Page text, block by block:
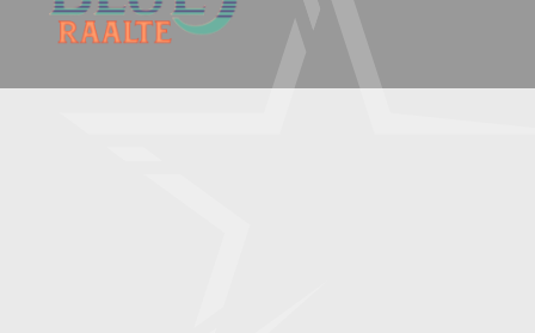
MEDIA
TICKETS
SPONSOREN